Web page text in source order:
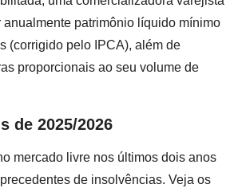
anualmente patrimônio líquido mínimo
(corrigido pelo IPCA), além de
proporcionais ao seu volume de
de 2025/2026
mercado livre nos últimos dois anos
de insolvências. Veja os